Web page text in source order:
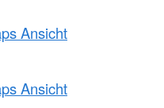
Ansicht
Ansicht